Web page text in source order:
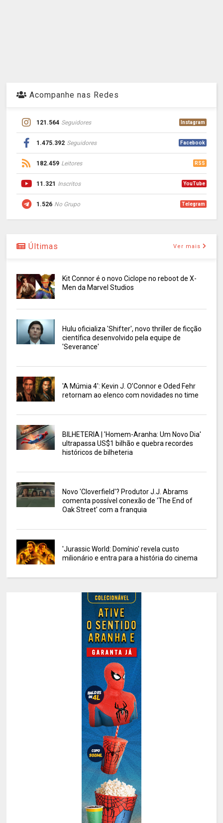
Acompanhe nas Redes
121.564 Seguidores Instagram
1.475.392 Seguidores Facebook
182.459 Leitores RSS
11.321 Inscritos YouTube
1.526 No Grupo Telegram
Últimas Ver mais
Kit Connor é o novo Ciclope no reboot de X-
Men da Marvel Studios
Hulu oficializa 'Shifter', novo thriller de ficção
científica desenvolvido pela equipe de
'Severance'
'A Múmia 4': Kevin J. O’Connor e Oded Fehr
retornam ao elenco com novidades no time
BILHETERIA | 'Homem-Aranha: Um Novo Dia'
ultrapassa US$1 bilhão e quebra recordes
históricos de bilheteria
Novo 'Cloverfield'? Produtor J.J. Abrams
comenta possível conexão de 'The End of
Oak Street' com a franquia
'Jurassic World: Domínio' revela custo
milionário e entra para a história do cinema